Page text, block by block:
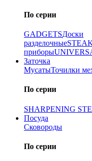
По серии
GADGETSДоски
разделочные
приборы
Заточка
МусатыТочилки
По серии
SHARPENING
Посуда
Сковороды
По серии